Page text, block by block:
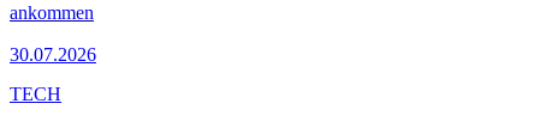
ankommen
30.07.2026
TECH